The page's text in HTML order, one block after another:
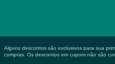
Alguns descontos são exclusivos para sua
compras. Os descontos em cupom não são